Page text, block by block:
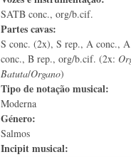
SATB conc., org/b.cif.
Partes cavas:
S conc. (2x), S rep., A conc.,
conc., B rep., org/b.cif. (2x:
Batuta/Organo)
Tipo de notação musical:
Moderna
Género:
Salmos
Incipit musical: